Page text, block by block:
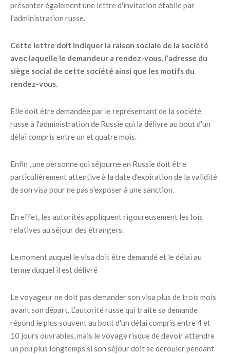
présenter également une lettre d'invitation établie par
l'administration russe.
Cette lettre doit indiquer la raison sociale de la société
avec laquelle le demandeur a rendez-vous, l'adresse du
siège social de cette société ainsi que les motifs du
rendez-vous.
Elle doit être demandée par le représentant de la société
russe à l'administration de Russie qui la délivre au bout d'un
délai compris entre un et quatre mois.
Enfin , une personne qui séjourne en Russie doit être
particulièrement attentive à la date d'expiration de la validité
de son visa pour ne pas s'exposer à une sanction.
En effet, les autorités appliquent rigoureusement les lois
relatives au séjour des étrangers.
Le moment auquel le visa doit être demandé et le délai au
terme duquel il est délivré
Le voyageur ne doit pas demander son visa plus de trois mois
avant son départ. L'autorité russe qui traite sa demande
répond le plus souvent au bout d'un délai compris entre 4 et
10 jours ouvrables, mais le voyage risque de devoir attendre
un peu plus longtemps si son séjour doit se dérouler pendant